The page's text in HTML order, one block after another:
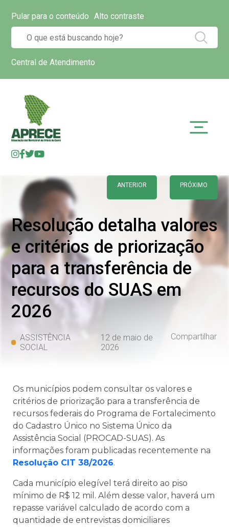
Pular para o conteúdo Alto contraste
Central de Atendimento
ANTERIOR PRÓXIMO
Resolução detalha valores
e critérios de priorização
para a transferência de
recursos do SUAS em
2026
ASSISTÊNCIA
SOCIAL
12 de maio de
2026
Compartilhar
Os municípios podem consultar os valores e
critérios de priorização para a transferência de
recursos federais do Programa de Fortalecimento
do Cadastro Único no Sistema Único da
Assistência Social (PROCAD-SUAS). As
informações foram publicadas recentemente na
Resolução CIT 38/2026.
Cada município elegível terá direito ao piso
mínimo de R$ 12 mil. Além desse valor, haverá um
repasse variável calculado de acordo com a
quantidade de entrevistas domiciliares